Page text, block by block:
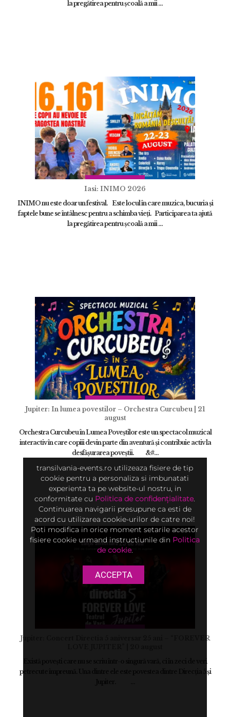
la pregătirea pentru școală a mii ...
Iasi: INIMO 2026
INIMO nu este doar un festival. Este locul în care muzica, bucuria și
faptele bune se întâlnesc pentru a schimba vieți. Participarea ta ajută
la pregătirea pentru școală a mii ...
Jupiter: In lumea povestilor – Orchestra Curcubeu | 21
august
Orchestra Curcubeu în Lumea Poveștilor este un spectacol muzical
interactiv în care copiii devin parte din aventură și contribuie activ la
desfășurarea poveștii. &#...
Jupiter: Concert Directia 5 aniversar 25 ani – “FOREVER
petrecute împreună. Una dintre ele este povestea dintre Direcția 5 și
transilvania-events.ro utilizeaza fisiere de tip
cookie pentru a personaliza si imbunatati
experienta ta pe website-ul nostru, in
conformitate cu Politica de confidențialitate.
Continuarea navigarii presupune ca esti de
acord cu utilizarea cookie-urilor de catre noi!
Poti modifica in orice moment setarile acestor
fisiere cookie urmand instructiunile din Politica
de cookie.
ACCEPTA